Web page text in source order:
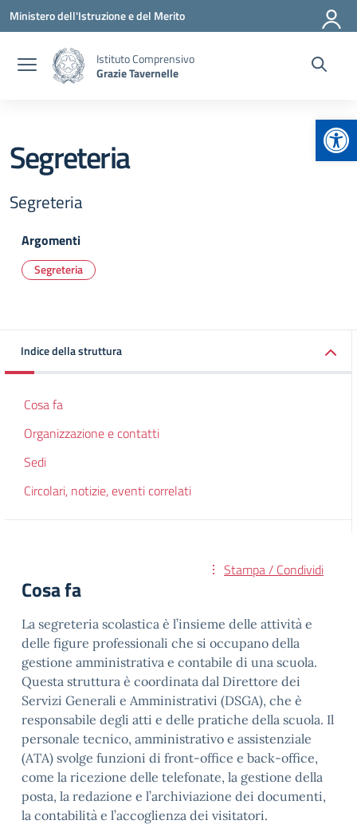
Vai ai contenuti
Vai al menu di navigazione
Vai al footer
Ministero dell'Istruzione e del Merito
Istituto Comprensivo
Grazie Tavernelle
Segreteria
Segreteria
Argomenti
Segreteria
Indice della struttura
Cosa fa
Organizzazione e contatti
Sedi
Circolari, notizie, eventi correlati
Stampa / Condividi
Cosa fa
La segreteria scolastica è l’insieme delle attività e
delle figure professionali che si occupano della
gestione amministrativa e contabile di una scuola.
Questa struttura è coordinata dal Direttore dei
Servizi Generali e Amministrativi (DSGA), che è
responsabile degli atti e delle pratiche della scuola. Il
personale tecnico, amministrativo e assistenziale
(ATA) svolge funzioni di front-office e back-office,
come la ricezione delle telefonate, la gestione della
posta, la redazione e l’archiviazione dei documenti,
la contabilità e l’accoglienza dei visitatori.